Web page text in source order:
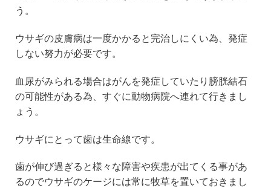
う。
ウサギの皮膚病は一度かかると完治しにくい為、発症
しない努力が必要です。
血尿がみられる場合はがんを発症していたり膀胱結石
の可能性がある為、すぐに動物病院へ連れて行きまし
ょう。
ウサギにとって歯は生命線です。
歯が伸び過ぎると様々な障害や疾患が出てくる事があ
るのでウサギのケージには常に牧草を置いておきまし